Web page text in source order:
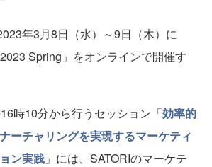
年3月8日（水）～9日（木）に
Spring」をオンラインで開催す
時10分から行うセッション「効率的
ーチャリングを実現するマーケティ
ン実践 」には、SATORIのマーケテ